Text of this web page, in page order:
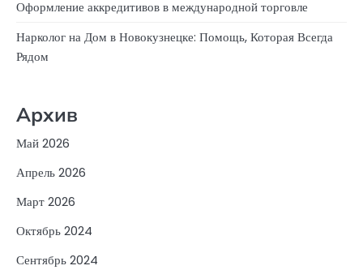
Оформление аккредитивов в международной торговле
Нарколог на Дом в Новокузнецке: Помощь, Которая Всегда
Рядом
Архив
Май 2026
Апрель 2026
Март 2026
Октябрь 2024
Сентябрь 2024